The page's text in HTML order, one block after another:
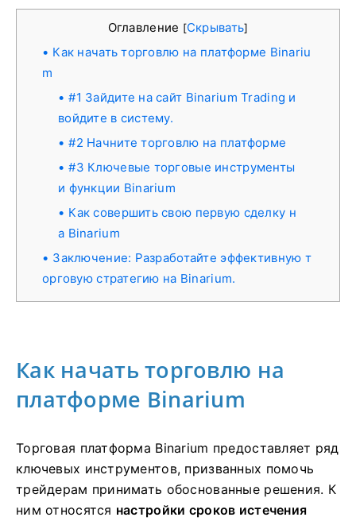
Оглавление [Скрывать]
Как начать торговлю на платформе Binariu
m
#1 Зайдите на сайт Binarium Trading и
войдите в систему.
#2 Начните торговлю на платформе
#3 Ключевые торговые инструменты
и функции Binarium
Как совершить свою первую сделку н
а Binarium
Заключение: Разработайте эффективную т
орговую стратегию на Binarium.
Как начать торговлю на
платформе Binarium
Торговая платформа Binarium предоставляет ряд
ключевых инструментов, призванных помочь
трейдерам принимать обоснованные решения. К
ним относятся настройки сроков истечения